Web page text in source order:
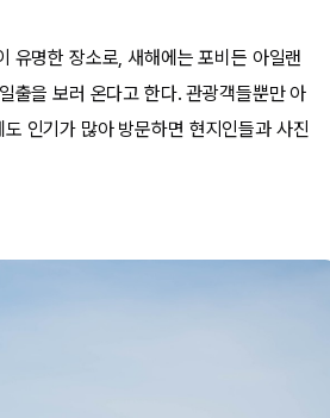
유명한 장소로, 새해에는 포비든 아일랜
출을 보러 온다고 한다. 관광객들뿐만 아
인기가 많아 방문하면 현지인들과 사진